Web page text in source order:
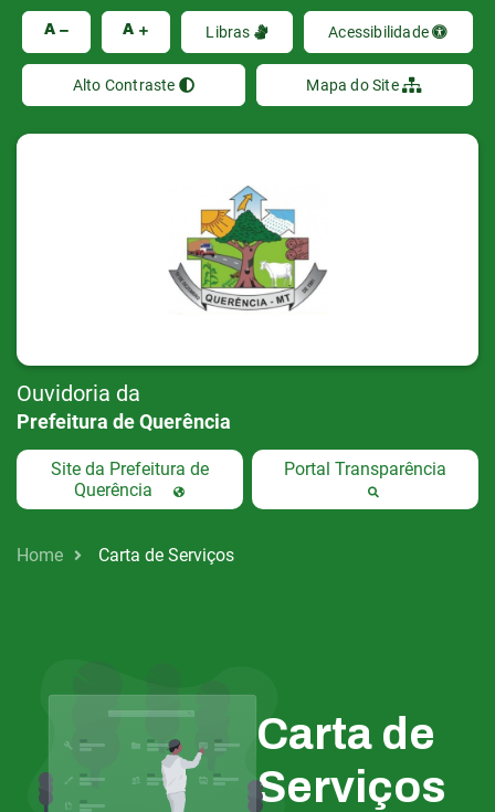
A A Libras Acessibilidade
Alto Contraste Mapa do Site
Ouvidoria da
Prefeitura de Querência
Site da Prefeitura de
Querência
Portal Transparência
Home Carta de Serviços
Carta de
Serviços